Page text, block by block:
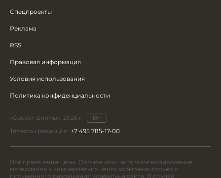
Спецпроекты
Реклама
RSS
Правовая информация
Условия использования
Политика конфиденциальности
«Секрет фирмы», 2026 г.
18+
Телефон редакции: +7 495 785-17-00
Все права защищены. Полное или частичное копирование
материалов в коммерческих целях возможно только с
письменного разрешения владельца сайта. В случае